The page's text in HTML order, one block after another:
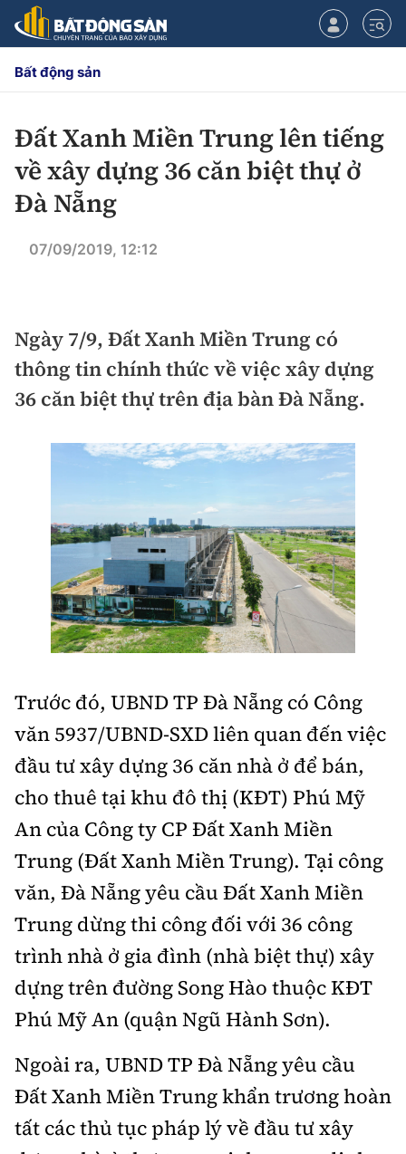
CHUYÊN MỤC
Chính sách
Quy hoạch hạ tầng
Quy hoạch
Lăng kính
Nhà đầu tư
Doanh nghiệp
Thị trường
Điểm tin
Giới thiệu dự án
Đất nền
Nhà ở xã hội
Góc cư dân
Nội thất - ngoại thất
Xu hướng tiêu dùng
Nhà đẹp
Kiến trúc phong thủy
Tư vấn
Multimedia
Emagazine
Photo
Infographic
Sách Vận tải Sách Nhà thầu
Cơ quan chủ quản: Bộ Xây dựng
Số 2 Nguyễn Công Hoan, phường Giảng Võ, Hà Nội.
Tổng Biên tập:
Nguyễn Thị Hồng Nga
Phó Tổng Biên tập:
Nguyễn Sơn Tùng, Nguyễn Đức Thắng,
La Đức Hùng
Bất động sản
Đất Xanh Miền Trung lên tiếng
về xây dựng 36 căn biệt thự ở
Đà Nẵng
07/09/2019, 12:12
Ngày 7/9, Đất Xanh Miền Trung có
thông tin chính thức về việc xây dựng
36 căn biệt thự trên địa bàn Đà Nẵng.
Trước đó, UBND TP Đà Nẵng có Công
văn 5937/UBND-SXD liên quan đến việc
đầu tư xây dựng 36 căn nhà ở để bán,
cho thuê tại khu đô thị (KĐT) Phú Mỹ
An của Công ty CP Đất Xanh Miền
Trung (Đất Xanh Miền Trung). Tại công
văn, Đà Nẵng yêu cầu Đất Xanh Miền
Trung dừng thi công đối với 36 công
trình nhà ở gia đình (nhà biệt thự) xây
dựng trên đường Song Hào thuộc KĐT
Phú Mỹ An (quận Ngũ Hành Sơn).
Ngoài ra, UBND TP Đà Nẵng yêu cầu
Đất Xanh Miền Trung khẩn trương hoàn
tất các thủ tục pháp lý về đầu tư xây